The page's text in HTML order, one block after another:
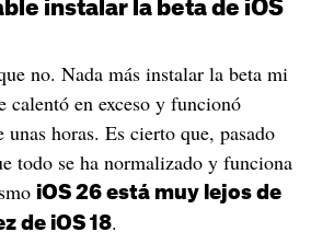
instalar la beta de iOS
no. Nada más instalar la beta mi
calentó en exceso y funcionó
unas horas. Es cierto que, pasado
todo se ha normalizado y funciona
iOS 26 está muy lejos de
de iOS 18.